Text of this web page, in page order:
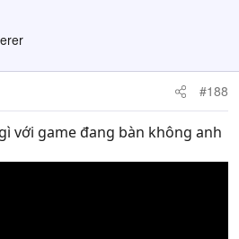
#188
với game đang bàn không anh